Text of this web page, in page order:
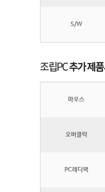
S/W
마우스
오버클럭
PC레디팩